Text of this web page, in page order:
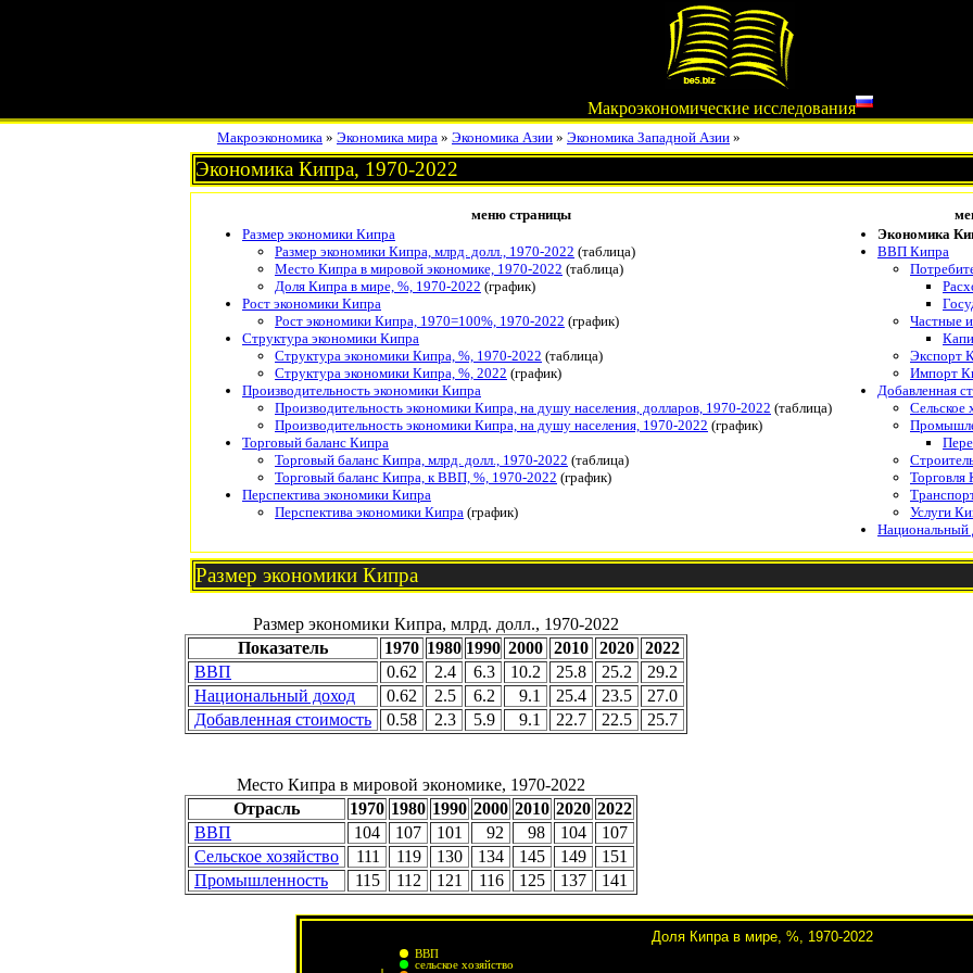
Макроэкономические исследования
Макроэкономика » Экономика мира » Экономика Азии » Экономика Западной Азии »
Экономика Кипра, 1970-2022
меню страницы
Размер экономики Кипра
Размер экономики Кипра, млрд. долл., 1970-2022 (таблица)
Место Кипра в мировой экономике, 1970-2022 (таблица)
Доля Кипра в мире, %, 1970-2022 (график)
Рост экономики Кипра
Рост экономики Кипра, 1970=100%, 1970-2022 (график)
Структура экономики Кипра
Структура экономики Кипра, %, 1970-2022 (таблица)
Структура экономики Кипра, %, 2022 (график)
Производительность экономики Кипра
Производительность экономики Кипра, на душу населения, долларов, 1970-2022 (таблица)
Производительность экономики Кипра, на душу населения, 1970-2022 (график)
Торговый баланс Кипра
Торговый баланс Кипра, млрд. долл., 1970-2022 (таблица)
Торговый баланс Кипра, к ВВП, %, 1970-2022 (график)
Перспектива экономики Кипра
Перспектива экономики Кипра (график)
Экономика
ВВП Кипра
Частные
Экспорт
Импорт
Добавленная
Сельское
Торговля
Услуги
Национальный
Размер экономики Кипра
Размер экономики Кипра, млрд. долл., 1970-2022
Показатель
1970 1980 1990 2000 2010 2020 2022
ВВП
0.62 2.4 6.3 10.2 25.8 25.2
29.2
Национальный доход
0.62 2.5 6.2 9.1 25.4 23.5
27.0
Добавленная стоимость
0.58 2.3 5.9 9.1 22.7 22.5 25.7
Место Кипра в мировой экономике, 1970-2022
Отрасль
1970 1980 1990 2000 2010 2020 2022
ВВП
104 107 101 92 98 104
107
Сельское хозяйство
111 119 130 134 145 149
151
Промышленность
115 112 121 116 125 137 141